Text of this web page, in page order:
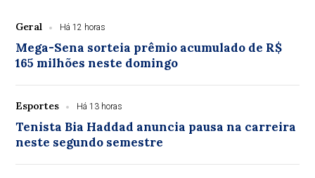
Geral Há 12 horas
Mega-Sena sorteia prêmio acumulado de R$
165 milhões neste domingo
Esportes Há 13 horas
Tenista Bia Haddad anuncia pausa na carreira
neste segundo semestre